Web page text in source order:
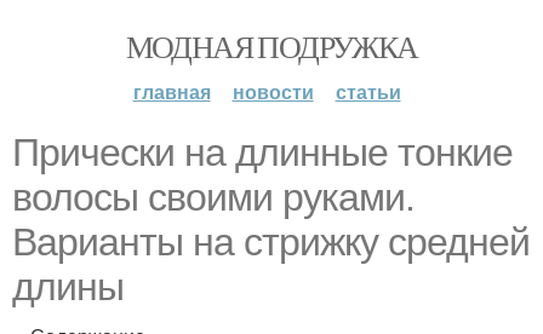
МОДНАЯ ПОДРУЖКА
главная новости статьи
Прически на длинные тонкие
волосы своими руками.
Варианты на стрижку средней
длины